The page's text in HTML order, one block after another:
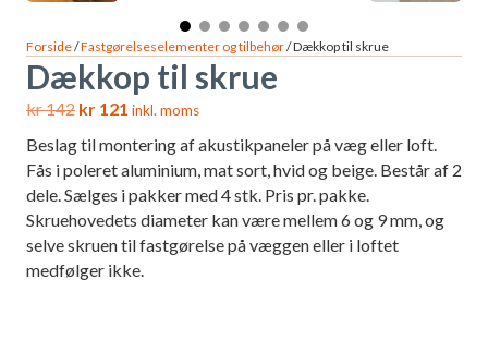
Forside/Fastgørelseselementer og tilbehør/ Dækkop til skrue
Dækkop til skrue
kr142 kr 121 inkl. moms
Beslag til montering af akustikpaneler på væg eller loft.
Fås i poleret aluminium, mat sort, hvid og beige. Består af 2
dele. Sælges i pakker med 4 stk. Pris pr. pakke.
Skruehovedets diameter kan være mellem 6 og 9 mm, og
selve skruen til fastgørelse på væggen eller i loftet
medfølger ikke.